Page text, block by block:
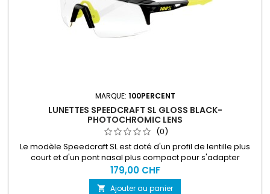
MARQUE: 100PERCENT
LUNETTES SPEEDCRAFT SL GLOSS BLACK-
PHOTOCHROMIC LENS
(0)
Le modèle Speedcraft SL est doté d'un profil de lentille plus
court et d'un pont nasal plus compact pour s'adapter
également aux visages plus petits.
179,00 CHF
 Ajouter au panier